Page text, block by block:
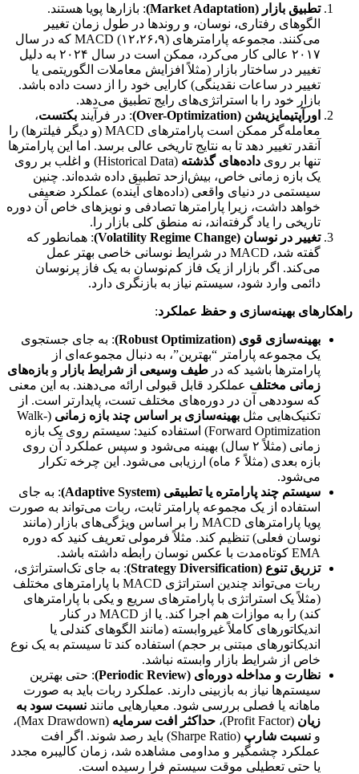
تطبیق بازار (Market Adaptation)
: بازارها پویا هستند.
الگوهای رفتاری، نوسان، و روندها در طول زمان تغییر
می‌کنند. مجموعه پارامترهای MACD (۱۲،۲۶،۹) که در سال
۲۰۱۷ عالی کار می‌کرد، ممکن است در سال ۲۰۲۴ به دلیل
تغییر در ساختار بازار (مثلاً افزایش معاملات الگوریتمی یا
تغییر در ساعات نقدینگی) کارایی خود را از دست داده باشد.
بازار خود را با استراتژی‌های رایج تطبیق می‌دهد.
اورآپتیمایزیشن (Over-Optimization)
: در فرآیند بکتست،
معامله‌گر ممکن است پارامترهای MACD (و دیگر فیلترها) را
آنقدر تغییر دهد تا به نتایج تاریخی عالی برسد. اما این پارامترها
تنها بر روی داده‌های گذشته
(Historical Data) و اغلب بر روی
یک بازه زمانی خاص، بیش‌ازحد تطبیق داده شده‌اند. چنین
سیستمی در دنیای واقعی (داده‌های آینده) عملکرد ضعیفی
خواهد داشت، زیرا پارامترها تصادفی و نویزهای خاص آن دوره
تاریخی را یاد گرفته‌اند، نه منطق کلی بازار را.
تغییر در نوسان (Volatility Regime Change)
: همانطور که
گفته شد، MACD در شرایط نوسانی خاصی بهتر عمل
می‌کند. اگر بازار از یک فاز کم‌نوسان به یک فاز پرنوسان
دائمی وارد شود، سیستم نیاز به بازنگری دارد.
راهکارهای بهینه‌سازی و حفظ عملکرد:
بهینه‌سازی قوی (Robust Optimization)
: به جای جستجوی
یک مجموعه پارامتر “بهترین”، به دنبال مجموعه‌ای از
پارامترها باشید که در طیف وسیعی از شرایط بازار و بازه‌های
زمانی مختلف عملکرد قابل قبولی ارائه می‌دهند. به این معنی
که سوددهی آن در دوره‌های مختلف تست، پایدارتر است. از
تکنیک‌هایی مثل بهینه‌سازی بر اساس چند بازه زمانی (Walk-
Forward Optimization) استفاده کنید: سیستم روی یک بازه
زمانی (مثلاً ۲ سال) بهینه می‌شود و سپس عملکرد آن روی
بازه بعدی (مثلاً ۶ ماه) ارزیابی می‌شود. این چرخه تکرار
می‌شود.
سیستم چند پارامتره یا تطبیقی (Adaptive System)
: به جای
استفاده از یک مجموعه پارامتر ثابت، ربات می‌تواند به صورت
پویا پارامترهای MACD را بر اساس ویژگی‌های بازار (مانند
نوسان فعلی) تنظیم کند. مثلاً فرمولی تعریف کنید که دوره
EMA کوتاه‌مدت با عکس نوسان رابطه داشته باشد.
تزریق تنوع (Strategy Diversification)
: به جای تک‌استراتژی،
ربات می‌تواند چندین استراتژی MACD با پارامترهای مختلف
(مثلاً یک استراتژی با پارامترهای سریع و یکی با پارامترهای
کند) را به موازات هم اجرا کند. یا از MACD در کنار
اندیکاتورهای کاملاً غیروابسته (مانند الگوهای کندلی یا
اندیکاتورهای مبتنی بر حجم) استفاده کند تا سیستم به یک نوع
خاص از شرایط بازار وابسته نباشد.
نظارت و مداخله دوره‌ای (Periodic Review)
: حتی بهترین
سیستم‌ها نیاز به بازبینی دارند. عملکرد ربات باید به صورت
ماهانه یا فصلی بررسی شود. معیارهایی مانند نسبت سود به
زیان (Profit Factor)، حداکثر افت سرمایه
(Max Drawdown)،
و نسبت شارپ
(Sharpe Ratio) باید رصد شوند. اگر افت
عملکرد چشمگیر و مداومی مشاهده شد، زمان کالیبره مجدد
یا حتی تعطیلی موقت سیستم فرا رسیده است.